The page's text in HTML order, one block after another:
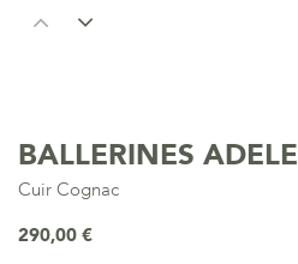
BALLERINES ADELE
Cuir Cognac
290,00 €